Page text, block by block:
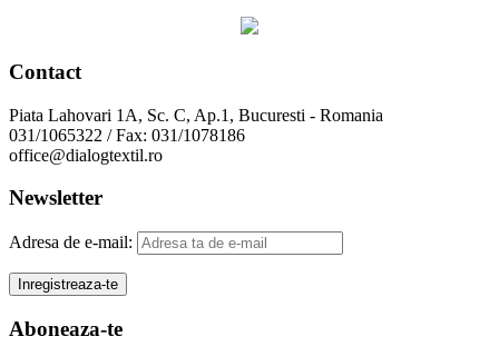
Contact
Piata Lahovari 1A, Sc. C, Ap.1, Bucuresti - Romania
031/1065322 / Fax: 031/1078186
office@dialogtextil.ro
Newsletter
Adresa de e-mail:
Aboneaza-te